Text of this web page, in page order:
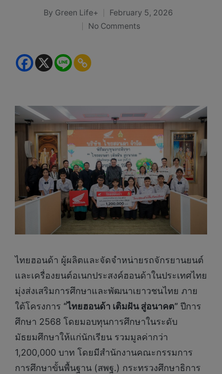
Posted
By Green Life+
February 5, 2026
No Comments
ไทยฮอนด้า ผู้ผลิตและจัดจำหน่ายรถจักรยานยนต์
และเครื่องยนต์อเนกประสงค์ฮอนด้าในประเทศไทย
มุ่งส่งเสริมการศึกษาและพัฒนาเยาวชนไทย ภาย
ใต้โครงการ “ไทยฮอนด้า เติมฝัน สู่อนาคต” ปีการ
ศึกษา 2568 โดยมอบทุนการศึกษาในระดับ
มัธยมศึกษาให้แก่นักเรียน รวมมูลค่ากว่า
1,200,000 บาท โดยมีสำนักงานคณะกรรมการ
การศึกษาขั้นพื้นฐาน (สพฐ.) กระทรวงศึกษาธิการ